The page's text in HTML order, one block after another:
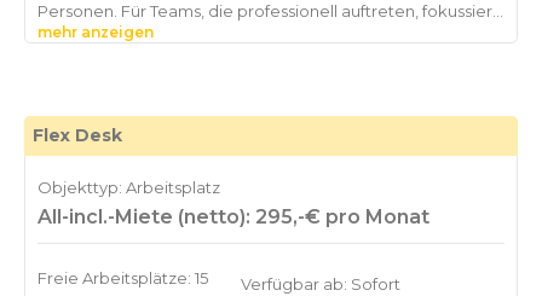
Personen. Für Teams, die professionell auftreten, fokussiert
arbeiten und flexibel bleiben möchten. Die Business Suite
mehr anzeigen
Flex Desk
Objekttyp: Arbeitsplatz
All-incl.-Miete (netto): 295,-€ pro Monat
Freie Arbeitsplätze: 15 Verfügbar ab: Sofort